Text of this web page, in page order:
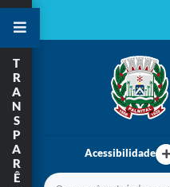
Acessibilidade
T
R
A
N
S
P
A
R
Ê